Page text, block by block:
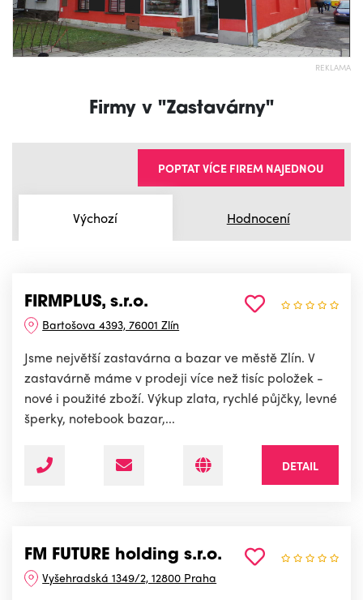
REKLAMA
Firmy v "Zastavárny"
Výchozí Hodnocení
POPTAT VÍCE FIREM NAJEDNOU
FIRMPLUS, s.r.o.
Bartošova 4393, 76001 Zlín
Jsme největší zastavárna a bazar ve městě Zlín. V
zastavárně máme v prodeji více než tisíc položek -
nové i použité zboží. Výkup zlata, rychlé půjčky, levné
šperky, notebook bazar,...
DETAIL
FM FUTURE holding s.r.o.
Vyšehradská 1349/2, 12800 Praha